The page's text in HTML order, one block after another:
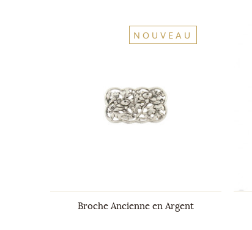
NOUVEAU
Broche Ancienne en Argent